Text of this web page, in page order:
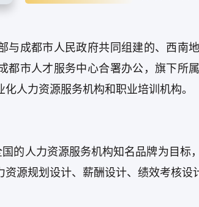
与成都市人民政府共同组建的、西南
都市人才服务中心合署办公，旗下所
人力资源服务机构和职业培训机构。
的人力资源服务机构知名品牌为目标
源规划设计、薪酬设计、绩效考核设